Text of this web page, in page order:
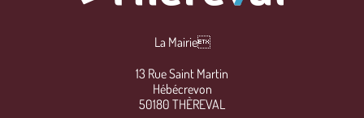
La Mairie
13 Rue Saint Martin
Hébécrevon
50180 THÈREVAL